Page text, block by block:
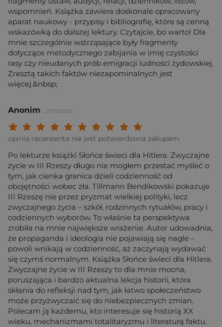
wspomnień. Książka zawiera doskonale opracowany
aparat naukowy - przypisy i bibliografię, które są cenną
wskazówką do dalszej lektury. Czytajcie, bo warto! Dla
mnie szczególnie wstrząsające były fragmenty
dotyczące metodycznego zabijania w imię czystości
rasy czy nieudanych prób emigracji ludności żydowskiej.
Zresztą takich faktów niezapominalnych jest
więcej.&nbsp;
Anonim 27/05/2026
Twoja ocena:
Twoja ocena: Wybitna 9/
Twoja ocena: Rewelacyjna 8/
Twoja ocena: Bardzo dobra 7/10"
Twoja ocena: Dobra 6/10"
Twoja ocena: Przeciętna 5/10"
Twoja ocena: Może być 4/10"
Twoja ocena: Słaba 3/10"
Twoja ocena: Bardzo słaba 2/10"
Twoja ocena: Beznadziejna 1/10"
opinia recenzenta nie jest potwierdzona zakupem
Po lekturze książki Słońce świeci dla Hitlera. Zwyczajne
życie w III Rzeszy długo nie mogłem przestać myśleć o
tym, jak cienka granica dzieli codzienność od
obojętności wobec zła. Tillmann Bendikowski pokazuje
III Rzeszę nie przez pryzmat wielkiej polityki, lecz
zwyczajnego życia – szkół, rodzinnych rytuałów, pracy i
codziennych wyborów. To właśnie ta perspektywa
zrobiła na mnie największe wrażenie. Autor udowadnia,
że propaganda i ideologia nie pojawiają się nagle –
powoli wnikają w codzienność, aż zaczynają wydawać
się czymś normalnym. Książka Słońce świeci dla Hitlera.
Zwyczajne życie w III Rzeszy to dla mnie mocna,
poruszająca i bardzo aktualna lekcja historii, która
skłania do refleksji nad tym, jak łatwo społeczeństwo
może przyzwyczaić się do niebezpiecznych zmian.
Polecam ją każdemu, kto interesuje się historią XX
wieku, mechanizmami totalitaryzmu i literaturą faktu.